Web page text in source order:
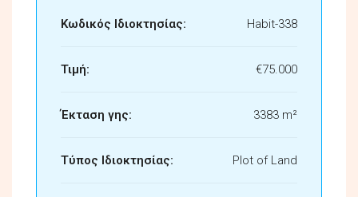
Κωδικός Ιδιοκτησίας: Habit-338
Τιμή: €75.000
Έκταση γης: 3383 m²
Τύπος Ιδιοκτησίας: Plot of Land